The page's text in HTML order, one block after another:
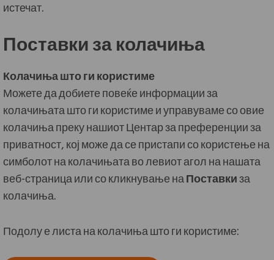
истечат.
Поставки за колачиња
Колачињаштогикористиме
Можете да добиете повеќе информации за
колачињата што ги користиме и управуваме со овие
колачиња преку нашиот Центар за преференции за
приватност, кој може да се пристапи со користење на
симболот на колачињата во левиот агол на нашата
веб-страница или со кликнување наПоставкиза
колачиња.
Подолу е листа на колачиња што ги користиме: